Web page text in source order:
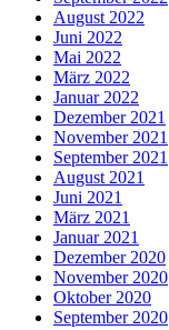
August 2022
Juni 2022
Mai 2022
März 2022
Januar 2022
Dezember 2021
November 2021
September 2021
August 2021
Juni 2021
März 2021
Januar 2021
Dezember 2020
November 2020
Oktober 2020
September 2020